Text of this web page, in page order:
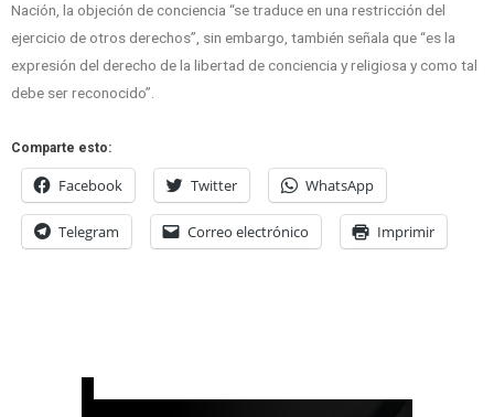
Nación, la objeción de conciencia “se traduce en una restricción del
ejercicio de otros derechos”, sin embargo, también señala que “es la
expresión del derecho de la libertad de conciencia y religiosa y como tal
debe ser reconocido”.
Comparte esto:
Facebook Twitter WhatsApp
Telegram Correo electrónico Imprimir